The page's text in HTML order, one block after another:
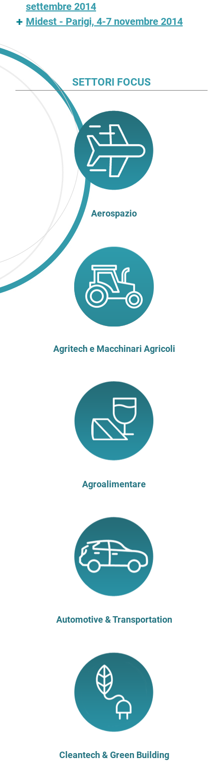
settembre 2014
Midest - Parigi, 4-7 novembre 2014
SETTORI FOCUS
Aerospazio
Agritech e Macchinari Agricoli
Agroalimentare
Automotive & Transportation
Cleantech & Green Building